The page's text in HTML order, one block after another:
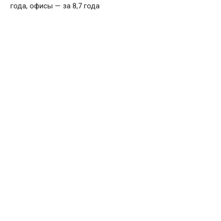
года, офисы — за 8,7 года